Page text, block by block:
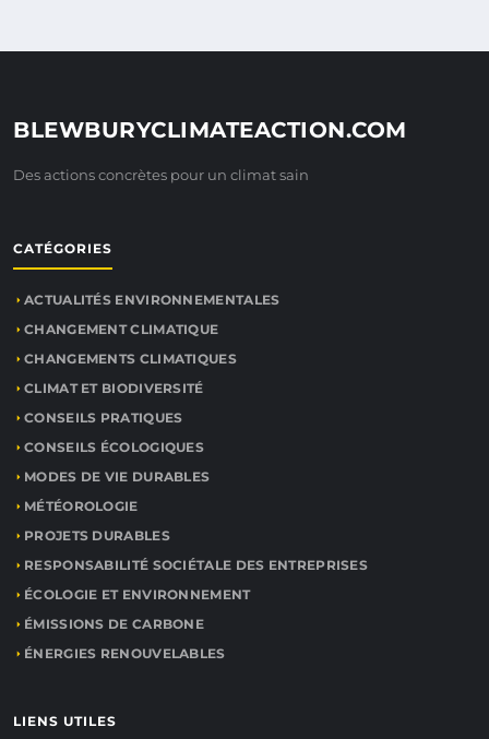
BLEWBURYCLIMATEACTION.COM
Des actions concrètes pour un climat sain
CATÉGORIES
ACTUALITÉS ENVIRONNEMENTALES
CHANGEMENT CLIMATIQUE
CHANGEMENTS CLIMATIQUES
CLIMAT ET BIODIVERSITÉ
CONSEILS PRATIQUES
CONSEILS ÉCOLOGIQUES
MODES DE VIE DURABLES
MÉTÉOROLOGIE
PROJETS DURABLES
RESPONSABILITÉ SOCIÉTALE DES ENTREPRISES
ÉCOLOGIE ET ENVIRONNEMENT
ÉMISSIONS DE CARBONE
ÉNERGIES RENOUVELABLES
LIENS UTILES